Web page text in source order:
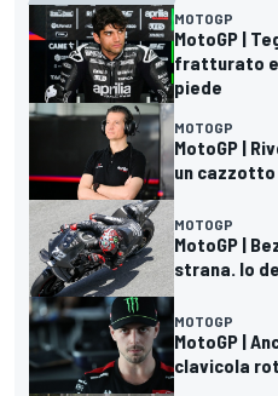
MOTOGP
MotoGP |
fratturato e
piede
MOTOGP
MotoGP |
un cazzotto
MOTOGP
MotoGP |
strana. Io
MOTOGP
MotoGP |
clavicola